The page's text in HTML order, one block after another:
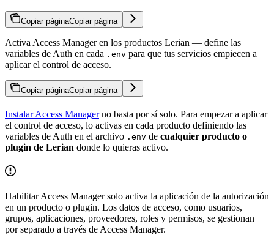
Copiar páginaCopiar página
Activa Access Manager en los productos Lerian — define las
variables de Auth en cada .env para que tus servicios empiecen a
aplicar el control de acceso.
Copiar páginaCopiar página
Instalar Access Managerno basta por sí solo. Para empezar a aplicar
el control de acceso, lo activas en cada producto definiendo las
variables de Auth en el archivo .env de cualquier producto o
plugin de Lerian donde lo quieras activo.
Habilitar Access Manager solo activa la aplicación de la autorización
en un producto o plugin. Los datos de acceso, como usuarios,
grupos, aplicaciones, proveedores, roles y permisos, se gestionan
por separado a través de Access Manager.